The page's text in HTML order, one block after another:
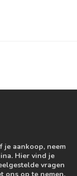
je aankoop, neem
Hier vind je
vragen